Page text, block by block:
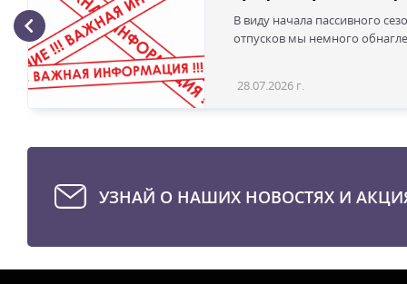
В виду начала пассивного
отпусков мы немного
28.07.2026 г.
УЗНАЙ О НАШИХ НОВОСТЯХ И